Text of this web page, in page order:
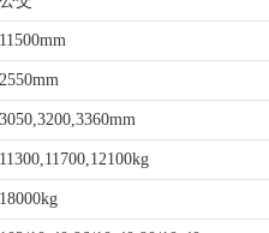
11500mm
2550mm
3050,3200,3360mm
11300,11700,12100kg
18000kg